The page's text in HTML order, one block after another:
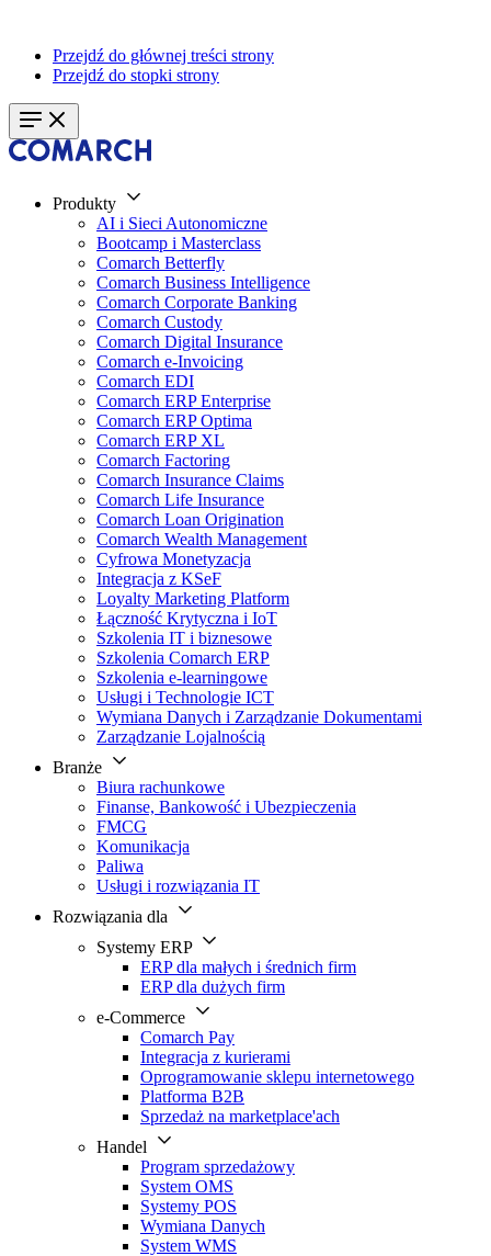
Przejdź do głównej treści strony
Przejdź do stopki strony
Produkty
AI i Sieci Autonomiczne
Bootcamp i Masterclass
Comarch Betterfly
Comarch Business Intelligence
Comarch Corporate Banking
Comarch Custody
Comarch Digital Insurance
Comarch e-Invoicing
Comarch EDI
Comarch ERP Enterprise
Comarch ERP Optima
Comarch ERP XL
Comarch Factoring
Comarch Insurance Claims
Comarch Life Insurance
Comarch Loan Origination
Comarch Wealth Management
Cyfrowa Monetyzacja
Integracja z KSeF
Loyalty Marketing Platform
Łączność Krytyczna i IoT
Szkolenia IT i biznesowe
Szkolenia Comarch ERP
Szkolenia e-learningowe
Usługi i Technologie ICT
Wymiana Danych i Zarządzanie Dokumentami
Zarządzanie Lojalnością
Branże
Biura rachunkowe
Finanse, Bankowość i Ubezpieczenia
FMCG
Komunikacja
Paliwa
Usługi i rozwiązania IT
Rozwiązania dla
Systemy ERP
ERP dla małych i średnich firm
ERP dla dużych firm
e-Commerce
Comarch Pay
Integracja z kurierami
Oprogramowanie sklepu internetowego
Platforma B2B
Sprzedaż na marketplace'ach
Handel
Program sprzedażowy
System OMS
Systemy POS
Wymiana Danych
System WMS